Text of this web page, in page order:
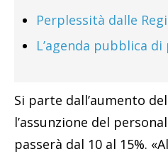
Perplessità dalle
L’agenda pubblica
Si parte dall’aumento
l’assunzione del
passerà dal 10 al 15%.